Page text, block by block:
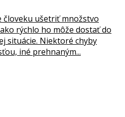
človeku ušetriť množstvo
rýchlo ho môže dostať do
situácie. Niektoré chyby
iné prehnaným...